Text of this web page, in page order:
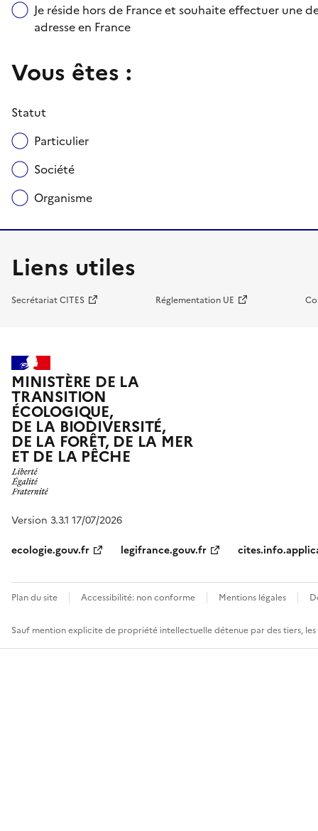
Je réside hors de France et souhaite effectuer une
adresse en France
Vous êtes :
Statut
Particulier
Société
Organisme
Liens utiles
Secrétariat CITES Réglementation UE
MINISTÈRE DE LA
TRANSITION
ÉCOLOGIQUE,
DE LA BIODIVERSITÉ,
DE LA FORÊT, DE LA MER
ET DE LA PÊCHE
Version 3.3.1 17/07/2026
ecologie.gouv.fr
legifrance.gouv.fr
Plan du site Accessibilité: non conforme Mentions légales
Sauf mention explicite de propriété intellectuelle détenue par des tiers,